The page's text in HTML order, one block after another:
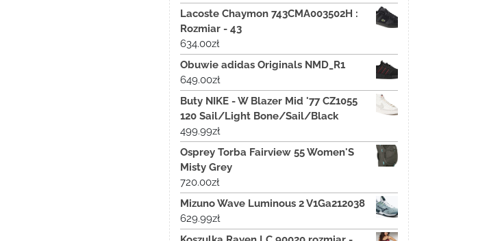
Lacoste Chaymon 743CMA003502H :
Rozmiar - 43
634.00zł
Obuwie adidas Originals NMD_R1
649.00zł
Buty NIKE - W Blazer Mid '77 CZ1055
120 Sail/Light Bone/Sail/Black
499.99zł
Osprey Torba Fairview 55 Women'S
Misty Grey
720.00zł
Mizuno Wave Luminous 2 V1Ga212038
629.99zł